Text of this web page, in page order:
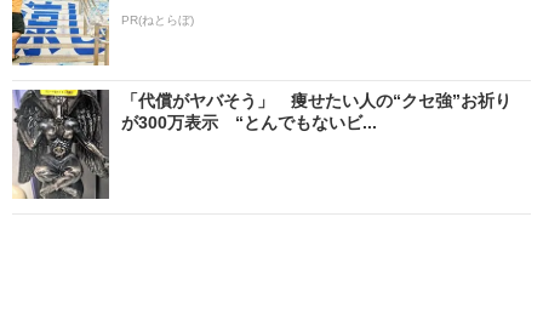
PR(ねとらぼ)
「代償がヤバそう」 痩せたい人の“クセ強”お祈り
が300万表示 “とんでもないビ...